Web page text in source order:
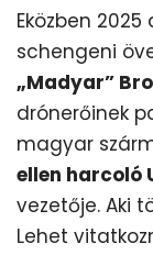
Eközben
schengeni
„Madyar”
drónerőinek
magyar
ellen harcoló
vezetője. Aki
Lehet